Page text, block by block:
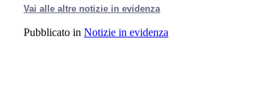
Vai alle altre notizie in evidenza
Pubblicato in Notizie in evidenza